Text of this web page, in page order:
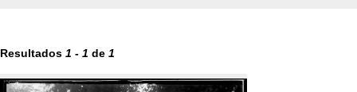
Resultados 1 - 1 de 1